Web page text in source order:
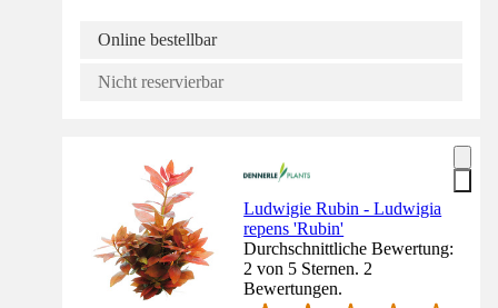
Online bestellbar
Nicht reservierbar
Ludwigie Rubin - Ludwigia
repens 'Rubin'
Durchschnittliche Bewertung:
2 von 5 Sternen. 2
Bewertungen.